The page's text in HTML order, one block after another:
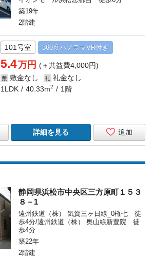
築19年
2階建
101号室 360度パノラマVR付き
5.4万円(＋共益費4,000円)
敷 敷金なし 礼 礼金なし
1LDK
40.33m2 1階
追加
詳細を見る
静岡県浜松市中央区三方原町１５３
８－1
遠州鉄道（株） 気賀三ヶ日線_0権七 徒
歩4分/遠州鉄道（株） 奥山線新豊院 徒
歩4分
築22年
2階建